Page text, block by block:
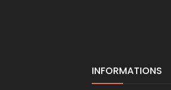
INFORMATIONS